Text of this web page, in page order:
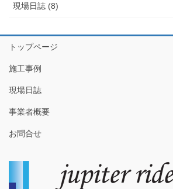
現場日誌 (8)
トップページ
施工事例
現場日誌
事業者概要
お問合せ